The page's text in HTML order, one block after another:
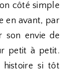
côté simple
en avant, par
son envie de
petit à petit.
histoire si tôt